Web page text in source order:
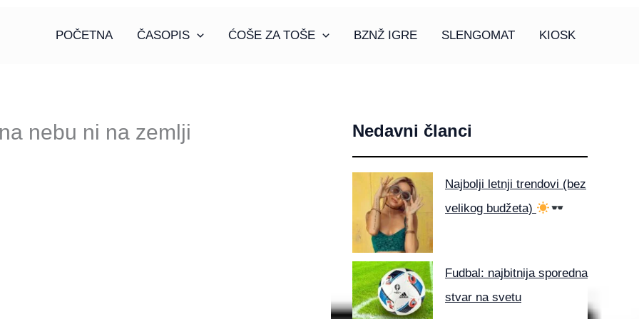
POČETNA ČASOPIS ĆOŠE ZA TOŠE BZNŽ IGRE SLENGOMAT KIOSK
nebu ni na zemlji Nedavni članci
Najbolji letnji trendovi (bez
velikog budžeta)
Fudbal: najbitnija sporedna
stvar na svetu